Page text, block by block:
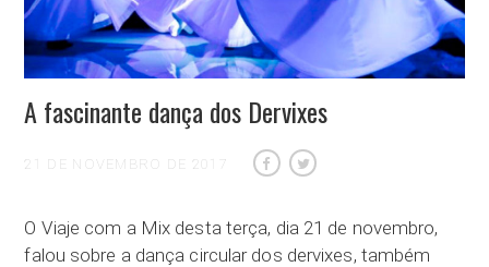
A fascinante dança dos Dervixes
21 DE NOVEMBRO DE 2017
O Viaje com a Mix desta terça, dia 21 de novembro,
falou sobre a dança circular dos dervixes, também